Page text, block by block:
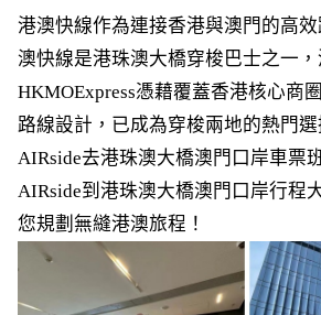
港澳快線作為連接香港與澳門的高
澳快線是港珠澳大橋穿梭巴士之一
HKMOExpress憑藉覆蓋香港核心商
路線設計，已成為穿梭兩地的熱門
AIRside去港珠澳大橋澳門口岸車票
AIRside到港珠澳大橋澳門口岸行程
您規劃無縫港澳旅程！